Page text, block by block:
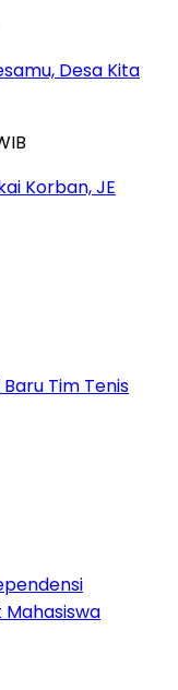
Desa Kita
Korban, JE
Tim Tenis